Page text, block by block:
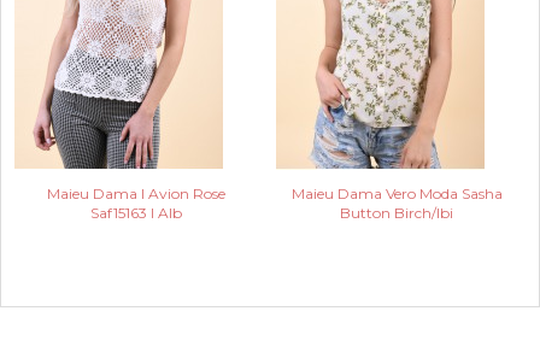
Maieu Dama I Avion Rose
Saf15163 I Alb
Maieu Dama Vero Moda Sasha
Button Birch/Ibi